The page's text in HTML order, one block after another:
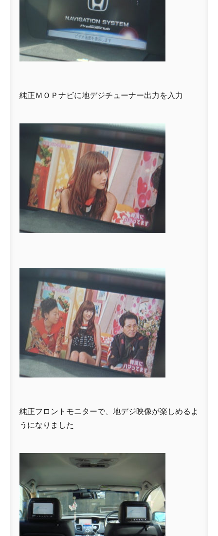
純正ＭＯＰナビに地デジチューナー出力を入力
純正フロントモニターで、地デジ映像が楽しめるよ
うになりました